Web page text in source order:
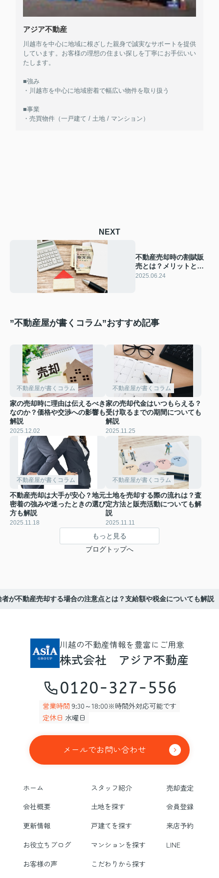
アジア不動産
川越市を中心に地域に根ざした親身で誠実なサポートを提供
しています。お客様の理想の住まい探しを丁寧にお手伝いい
たします。
■強み
・川越市を中心に地域密着で幅広い物件を取り扱う
■事業
・売買物件（一戸建て / 土地 / マンション）
NEXT
不動産売却時の割賦販
売とは？メリットとデ
メリットも解説
2025.06.24
”不動産屋が書くコラム”おすすめ記事
不動産屋が書くコラム
家の売却時に理由は伝えるべき
なのか？価格や交渉への影響も
解説
2025.12.02
不動産屋が書くコラム
家の売却代金はいつもらえる？
受け取るまでの期間についても
解説
2025.11.25
不動産屋が書くコラム
不動産売却は大手が安心？地元
密着の強みや迷ったときの選び
方も解説
2025.11.18
不動産屋が書くコラム
土地を売却する際の流れは？査
定方法と販売活動についても解
説
2025.11.11
もっと見る
ブログトップへ
者が不動産売却する場合の注意点とは？支給額や税金についても解説
川越の不動産情報を豊富にご用意
株式会社 アジア不動産
0120-327-556
営業時間 9:30～18:00※時間外対応可能です
定休日 水曜日
メールでお問い合わせ
ホーム スタッフ紹介
売却査定
会社概要
土地を探す
会員登録
更新情報
戸建てを探す
来店予約
お役立ちブログ
マンションを探す
LINE
お客様の声
こだわりから探す